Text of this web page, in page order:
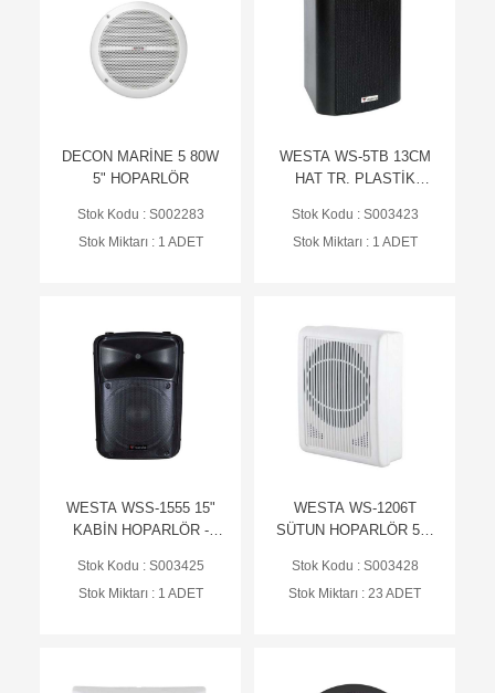
DECON MARİNE 5 80W
5" HOPARLÖR
Stok Kodu : S002283
Stok Miktarı : 1 ADET
WESTA WS-5TB 13CM
HAT TR. PLASTİK
SİYAH 125TW
Stok Kodu : S003423
Stok Miktarı : 1 ADET
WESTA WSS-1555 15"
KABİN HOPARLÖR -
Stok Kodu : S003425
Stok Miktarı : 1 ADET
WESTA WS-1206T
SÜTUN HOPARLÖR 5W
Stok Kodu : S003428
Stok Miktarı : 23 ADET